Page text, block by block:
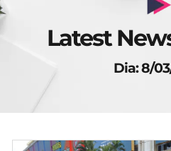
Latest
Dia: 8/